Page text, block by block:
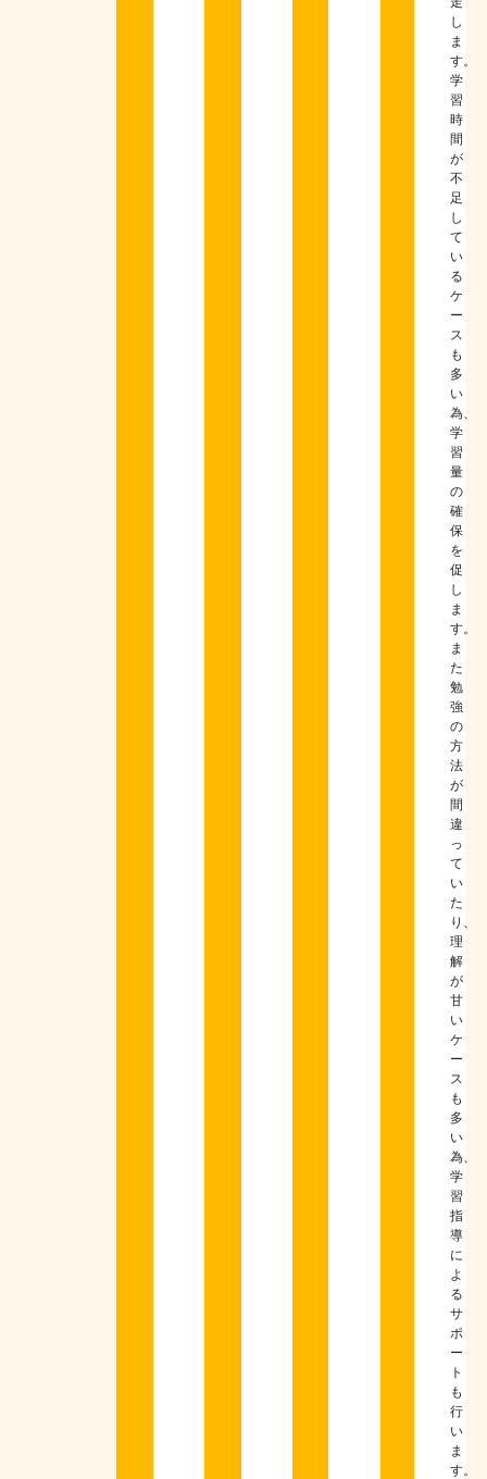
し
ま
す。
学
習
時
間
が
不
足
し
て
い
る
ケ
ー
ス
も
多
い
為、
学
習
量
の
確
保
を
促
し
ま
す。
ま
た
勉
強
の
方
法
が
間
違
っ
て
い
た
り、
理
解
が
甘
い
ケ
ー
ス
も
多
い
為、
学
習
指
導
に
よ
る
サ
ポ
ー
ト
も
行
い
ま
す。